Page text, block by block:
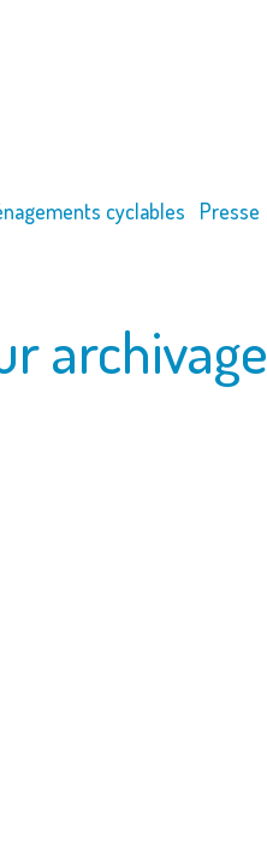
cyclables Presse
archivage